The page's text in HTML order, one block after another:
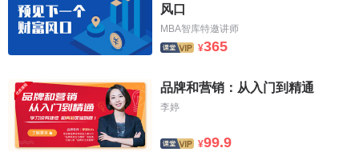
小米、外卖APP
（第13位, 199亿美元）和饿了么
（第24位, 73亿美元）以及在线P2P贷款机构陆金所（第26
位, 69亿美元），是今年新入围的17个品牌中的佼佼者。根据
利为导向的新兴中国生活方式的推动，同时得益于中国政府
不断推行有自身特色的数字化道路，推动更加包容、普惠、
平衡的经济全球化，积极推动产业结构调整的举措。
风口
MBA智库特邀讲师
¥365
品牌和营销：从入门到精通
李婷
¥99.9